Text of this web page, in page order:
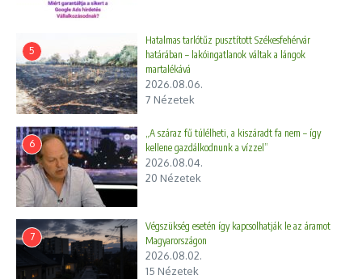
5
Hatalmas tarlótűz pusztított Székesfehérvár
határában – lakóingatlanok váltak a lángok
martalékává
2026.08.06.
7 Nézetek
6
„A száraz fű túlélheti, a kiszáradt fa nem – így
kellene gazdálkodnunk a vízzel”
2026.08.04.
20 Nézetek
7
Végszükség esetén így kapcsolhatják le az áramot
Magyarországon
2026.08.02.
15 Nézetek